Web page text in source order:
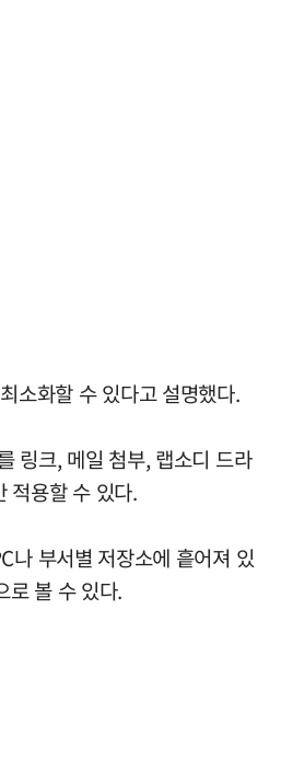
소화할 수 있다고 설명했다.
링크, 메일 첨부, 랩소디 드라
적용할 수 있다.
나 부서별 저장소에 흩어져 있
로 볼 수 있다.